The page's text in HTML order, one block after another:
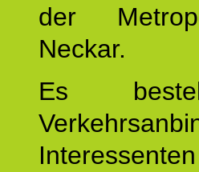
der
Neckar.
Es